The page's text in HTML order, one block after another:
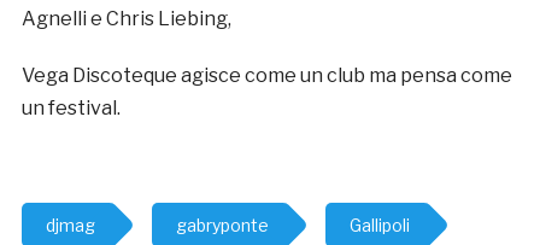
Agnelli e Chris Liebing,
Vega Discoteque agisce come un club ma pensa come
un festival.
djmag gabryponte Gallipoli